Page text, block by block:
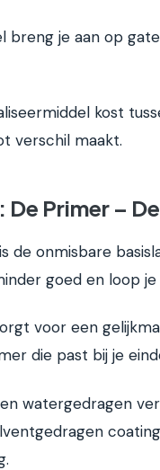
breng je aan op
kost
verschil maakt.
De Primer –
de onmisbare
goed en loop
voor een
die past bij je
watergedragen